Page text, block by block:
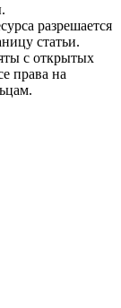
разрешается
статьи.
с открытых
права на